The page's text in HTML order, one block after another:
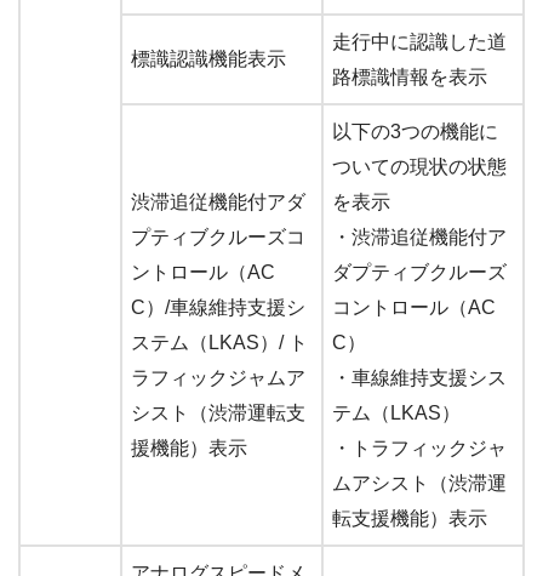
標識認識機能表示
走行中に認識した道
路標識情報を表示
渋滞追従機能付アダ
プティブクルーズコ
ントロール（AC
C）/車線維持支援シ
ステム（LKAS）/ ト
ラフィックジャムア
シスト（渋滞運転支
援機能）表示
以下の3つの機能に
ついての現状の状態
を表示
・渋滞追従機能付ア
ダプティブクルーズ
コントロール（AC
C）
・車線維持支援シス
テム（LKAS）
・トラフィックジャ
ムアシスト（渋滞運
転支援機能）表示